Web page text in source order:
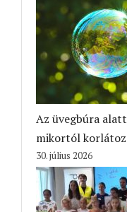
Az üvegbúra
mikortól korlátoz
30. július 2026